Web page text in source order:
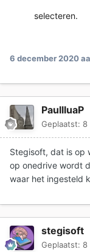
selecteren.
6 december 2020
PaullluaP
Geplaatst: 8
Stegisoft, dat is op
op onedrive wordt
waar het ingesteld
stegisoft
Geplaatst: 8